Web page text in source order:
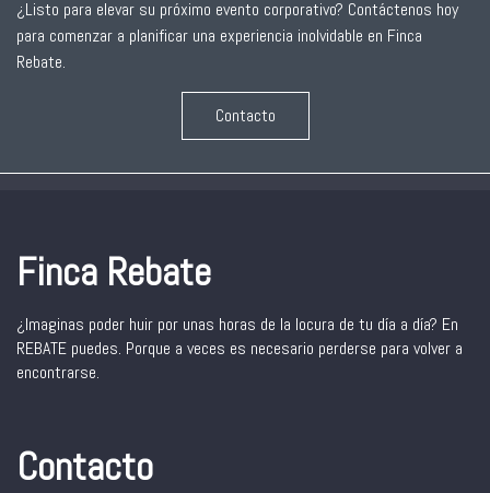
¿Listo para elevar su próximo evento corporativo? Contáctenos hoy
para comenzar a planificar una experiencia inolvidable en Finca
Rebate.
Contacto
Finca Rebate
¿Imaginas poder huir por unas horas de la locura de tu día a día? En
REBATE puedes. Porque a veces es necesario perderse para volver a
encontrarse.
Contacto